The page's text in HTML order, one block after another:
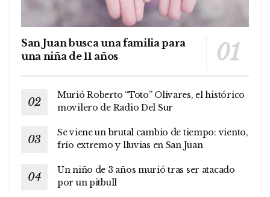
San Juan busca una familia para
una niña de 11 años
Murió Roberto “Toto” Olivares, el histórico
movilero de Radio Del Sur
Se viene un brutal cambio de tiempo: viento,
frío extremo y lluvias en San Juan
Un niño de 3 años murió tras ser atacado
por un pitbull